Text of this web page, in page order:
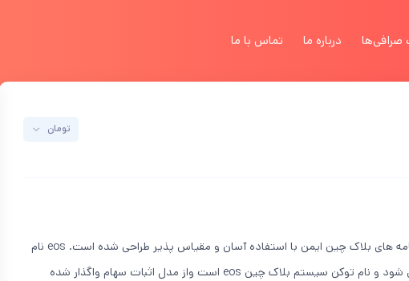
درباره ما تماس با ما
تومان
ایاس eosio از ابتدا برای پشتیبانی از برنامه های بلاک چین ایمن با استفاده آسان و مقیاس پذیر طراحی شده است. eos نام
بلاکچینی که روی پروتکل eos io اجرا می شود و نام توکن سیستم بلاک چین eos است واز مدل اثبات سهام واگذار شده